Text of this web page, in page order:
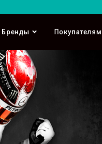
Бренды Покупателям